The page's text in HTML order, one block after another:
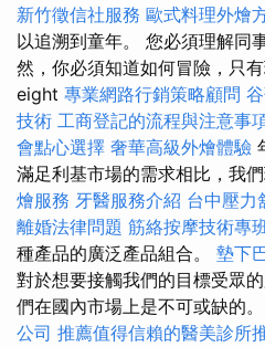
新竹徵信社服務 歐式料理外燴
以追溯到童年。 您必須理解同
然，你必須知道如何冒險，只
eight 專業網路行銷策略顧問
技術 工商登記的流程與注意事
會點心選擇 奢華高級外燴體驗
滿足利基市場的需求相比，我
燴服務 牙醫服務介紹 台中壓力
離婚法律問題 筋絡按摩技術專
種產品的廣泛產品組合。 墊下
對於想要接觸我們的目標受眾
們在國內市場上是不可或缺的。
公司 推薦值得信賴的醫美診所